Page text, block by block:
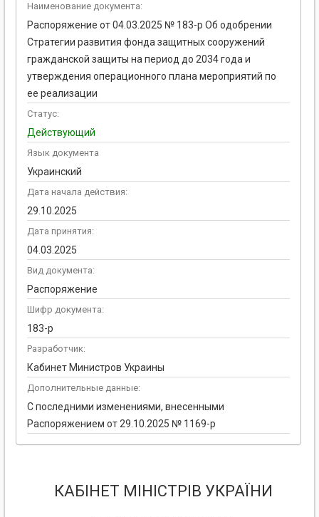
Наименование документа:
Распоряжение от 04.03.2025 № 183-р Об одобрении
Стратегии развития фонда защитных сооружений
гражданской защиты на период до 2034 года и
утверждения операционного плана мероприятий по
ее реализации
Статус:
Действующий
Язык документа
Украинский
Дата начала действия:
29.10.2025
Дата принятия:
04.03.2025
Вид документа:
Распоряжение
Шифр документа:
183-р
Разработчик:
Кабинет Министров Украины
Дополнительные данные:
С последними изменениями, внесенными
Распоряжением от 29.10.2025 № 1169-р
КАБІНЕТ МІНІСТРІВ УКРАЇНИ